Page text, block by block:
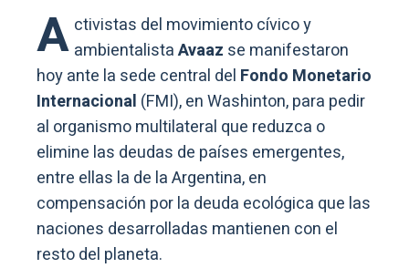
A ctivistas del movimiento cívico y
ambientalistaAvaaz se manifestaron
hoy ante la sede central del Fondo Monetario
Internacional (FMI), en Washinton, para pedir
al organismo multilateral que reduzca o
elimine las deudas de países emergentes,
entre ellas la de la Argentina, en
compensación por la deuda ecológica que las
naciones desarrolladas mantienen con el
resto del planeta.